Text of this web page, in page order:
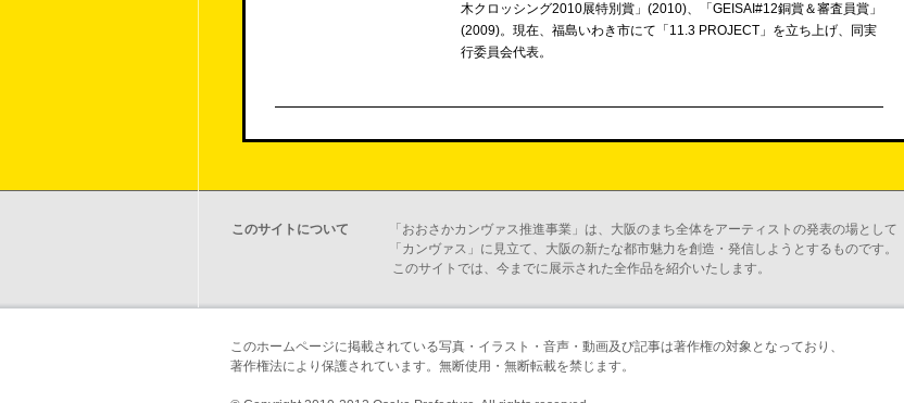
木クロッシング2010展特別賞」(2010)、「GEISAI#12銅賞＆審査員賞」
(2009)。現在、福島いわき市にて「11.3 PROJECT」を立ち上げ、同実
行委員会代表。
このサイトについて
「おおさかカンヴァス推進事業」は、大阪のまち全体をアーティストの発表の場として
「カンヴァス」に見立て、大阪の新たな都市魅力を創造・発信しようとするものです。
このサイトでは、今までに展示された全作品を紹介いたします。
このホームページに掲載されている写真・イラスト・音声・動画及び記事は著作権の対象となっており、
著作権法により保護されています。無断使用・無断転載を禁じます。